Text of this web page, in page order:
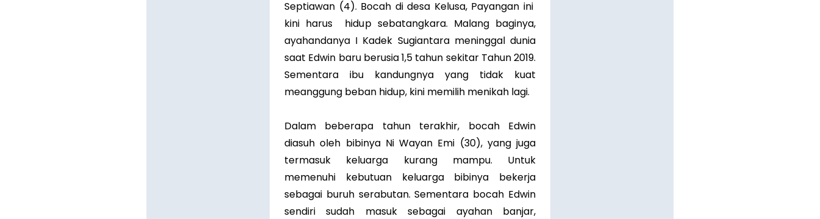
Septiawan (4). Bocah di desa Kelusa, Payangan ini
kini harus hidup sebatangkara. Malang baginya,
ayahandanya I Kadek Sugiantara meninggal dunia
saat Edwin baru berusia 1,5 tahun sekitar Tahun 2019.
Sementara ibu kandungnya yang tidak kuat
meanggung beban hidup, kini memilih menikah lagi.
Dalam beberapa tahun terakhir, bocah Edwin
diasuh oleh bibinya Ni Wayan Emi (30), yang juga
termasuk keluarga kurang mampu. Untuk
memenuhi kebutuan keluarga bibinya bekerja
sebagai buruh serabutan. Sementara bocah Edwin
sendiri sudah masuk sebagai ayahan banjar,